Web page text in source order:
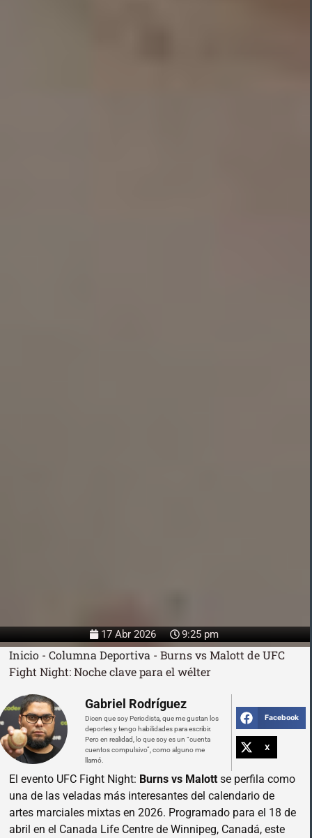
17 Abr 2026 9:25 pm
Inicio - Columna Deportiva - Burns vs Malott de UFC
Fight Night: Noche clave para el wélter
Gabriel Rodríguez
Dicen que soy Periodista, que me gustan los
deportes y tengo habilidades para escribir.
Pero en realidad, lo que soy es un “cuenta
cuentos compulsivo”, como alguno me
llamó.
Facebook
X
El evento UFC Fight Night: Burns vs Malott se perfila como
una de las veladas más interesantes del calendario de
artes marciales mixtas en 2026. Programado para el 18 de
abril en el Canada Life Centre de Winnipeg, Canadá, este